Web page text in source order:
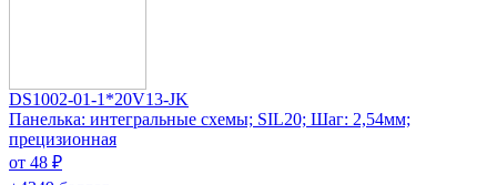
DS1002-01-1*20V13-JK
Панелька: интегральные схемы; SIL20; Шаг: 2,54мм;
прецизионная
от 48 ₽